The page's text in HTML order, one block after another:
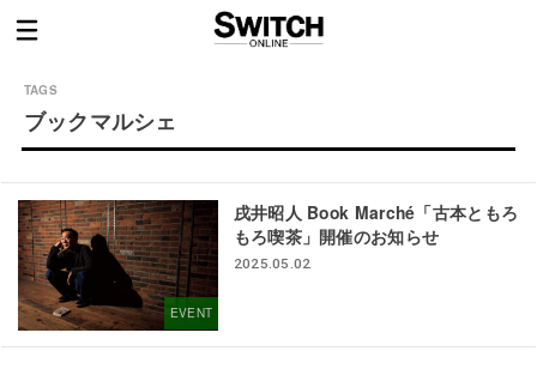
ブックマルシェ
EVENT
戌井昭人 Book Marché「古本ともろ
もろ喫茶」開催のお知らせ
2025.05.02